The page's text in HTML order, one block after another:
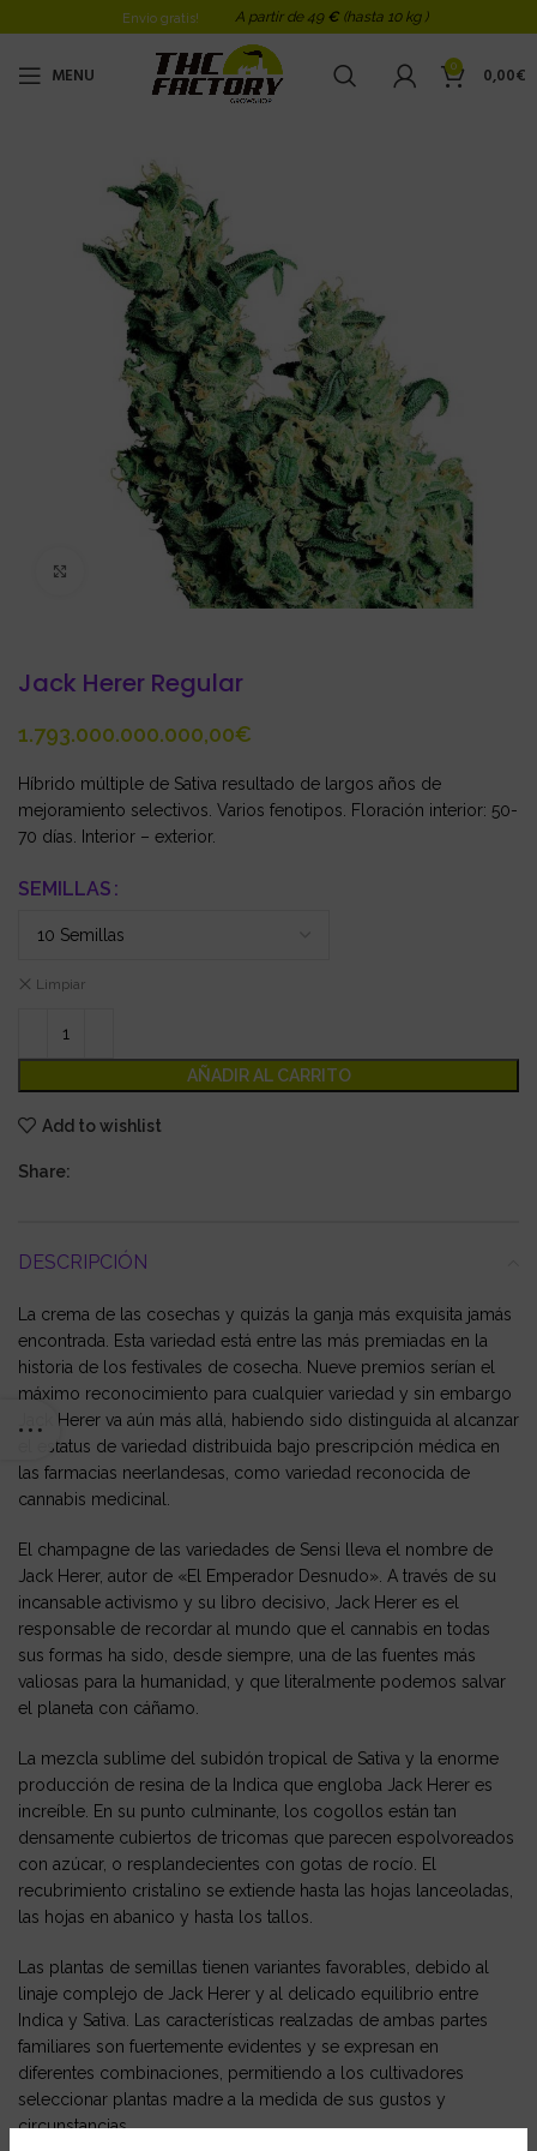
Envio gratis! A partir de 49 € (hasta 10 kg )
MENU 0 0,00€
Click to enlarge
Jack Herer Regular
€
Híbrido múltiple de Sativa resultado de largos años de
mejoramiento selectivos. Varios fenotipos. Floración interior: 50-
70 días. Interior – exterior.
SEMILLAS
Limpiar
AÑADIR AL CARRITO
Add to wishlist
Share:
DESCRIPCIÓN
La crema de las cosechas y quizás la ganja más exquisita jamás
encontrada. Esta variedad está entre las más premiadas en la
historia de los festivales de cosecha. Nueve premios serían el
máximo reconocimiento para cualquier variedad y sin embargo
Jack Herer va aún más allá, habiendo sido distinguida al alcanzar
el estatus de variedad distribuida bajo prescripción médica en
las farmacias neerlandesas, como variedad reconocida de
cannabis medicinal.
El champagne de las variedades de Sensi lleva el nombre de
Jack Herer, autor de «El Emperador Desnudo». A través de su
incansable activismo y su libro decisivo, Jack Herer es el
responsable de recordar al mundo que el cannabis en todas
sus formas ha sido, desde siempre, una de las fuentes más
valiosas para la humanidad, y que literalmente podemos salvar
el planeta con cáñamo.
La mezcla sublime del subidón tropical de Sativa y la enorme
producción de resina de la Indica que engloba Jack Herer es
increíble. En su punto culminante, los cogollos están tan
densamente cubiertos de tricomas que parecen espolvoreados
con azúcar, o resplandecientes con gotas de rocío. El
recubrimiento cristalino se extiende hasta las hojas lanceoladas,
las hojas en abanico y hasta los tallos.
Las plantas de semillas tienen variantes favorables, debido al
linaje complejo de Jack Herer y al delicado equilibrio entre
Indica y Sativa. Las características realzadas de ambas partes
familiares son fuertemente evidentes y se expresan en
diferentes combinaciones, permitiendo a los cultivadores
seleccionar plantas madre a la medida de sus gustos y
circunstancias.